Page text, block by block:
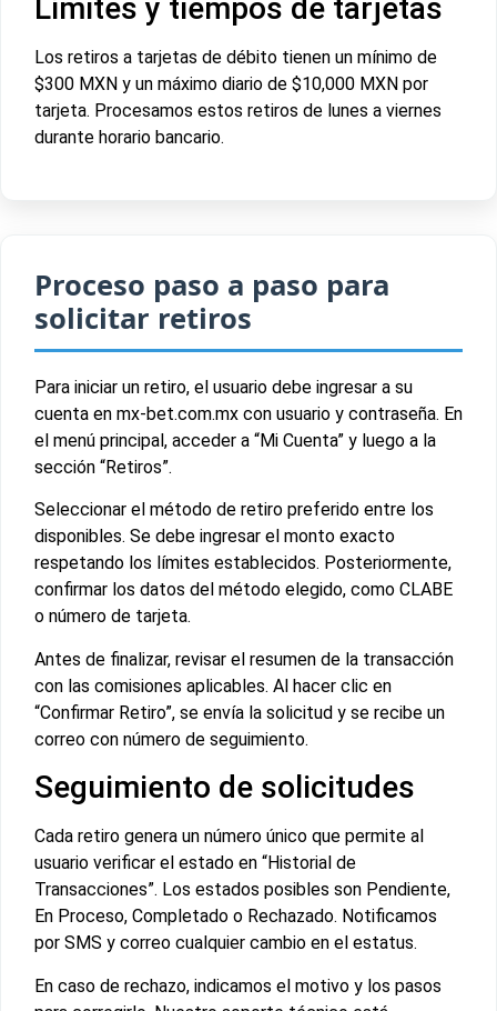
Límites y tiempos de tarjetas
Los retiros a tarjetas de débito tienen un mínimo de
$300 MXN y un máximo diario de $10,000 MXN por
tarjeta. Procesamos estos retiros de lunes a viernes
durante horario bancario.
Proceso paso a paso para
solicitar retiros
Para iniciar un retiro, el usuario debe ingresar a su
cuenta en mx-bet.com.mx con usuario y contraseña. En
el menú principal, acceder a “Mi Cuenta” y luego a la
sección “Retiros”.
Seleccionar el método de retiro preferido entre los
disponibles. Se debe ingresar el monto exacto
respetando los límites establecidos. Posteriormente,
confirmar los datos del método elegido, como CLABE
o número de tarjeta.
Antes de finalizar, revisar el resumen de la transacción
con las comisiones aplicables. Al hacer clic en
“Confirmar Retiro”, se envía la solicitud y se recibe un
correo con número de seguimiento.
Seguimiento de solicitudes
Cada retiro genera un número único que permite al
usuario verificar el estado en “Historial de
Transacciones”. Los estados posibles son Pendiente,
En Proceso, Completado o Rechazado. Notificamos
por SMS y correo cualquier cambio en el estatus.
En caso de rechazo, indicamos el motivo y los pasos